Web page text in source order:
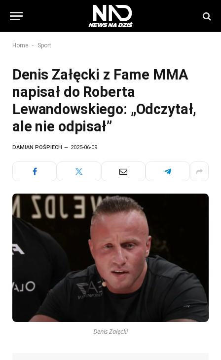
Home - Sport
Denis Załęcki z Fame MMA
napisał do Roberta
Lewandowskiego: „Odczytał,
ale nie odpisał”
DAMIAN POŚPIECH 2025-06-09
Denis Załęcki